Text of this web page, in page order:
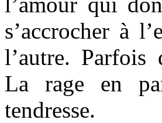
s’accrocher à
l’autre. Parfois
La rage en
tendresse.